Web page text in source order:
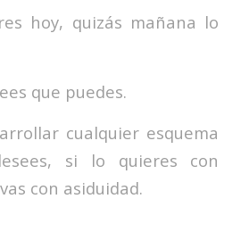
hoy, quizás mañana lo
que puedes.
cualquier esquema
si lo quieres con
con asiduidad.